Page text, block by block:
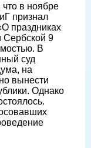
что в ноябре
признал
праздниках
Сербской 9
В
суд
на
вынести
Однако